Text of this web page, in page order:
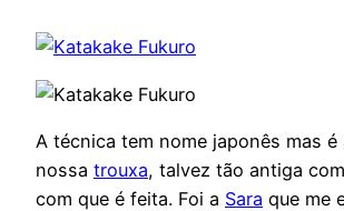
A técnica tem nome japonês mas é
nossa trouxa, talvez tão antiga
com que é feita. Foi a Sara que me